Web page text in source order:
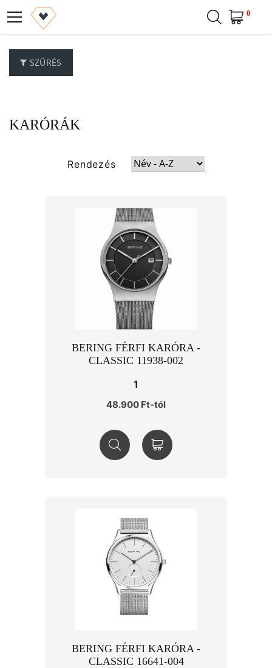
0
SZŰRÉS
KARÓRÁK
Rendezés
BERING FÉRFI KARÓRA -
CLASSIC 11938-002
1
48.900 Ft-tól
BERING FÉRFI KARÓRA -
CLASSIC 16641-004